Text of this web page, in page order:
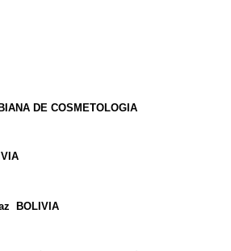
DE COSMETOLOGIA
BOLIVIA